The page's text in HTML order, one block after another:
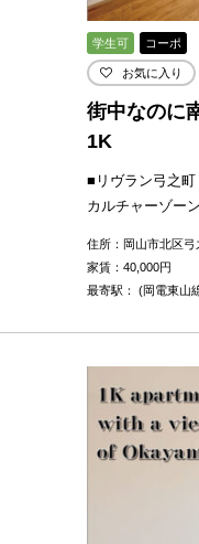
学生可 コーポ
お気に入り
街中なのに
1K
■リヴラン弓之町
カルチャーゾー
住所：岡山市北区弓
家賃： 40,000円
最寄駅： (岡電東山